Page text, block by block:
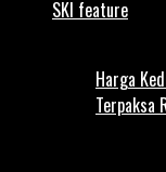
SKI feature
Harga
Terpaksa